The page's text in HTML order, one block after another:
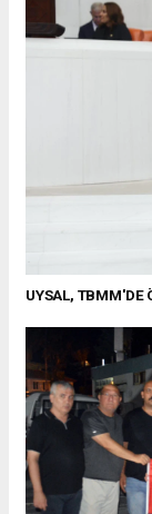
UYSAL, TBMM'DE